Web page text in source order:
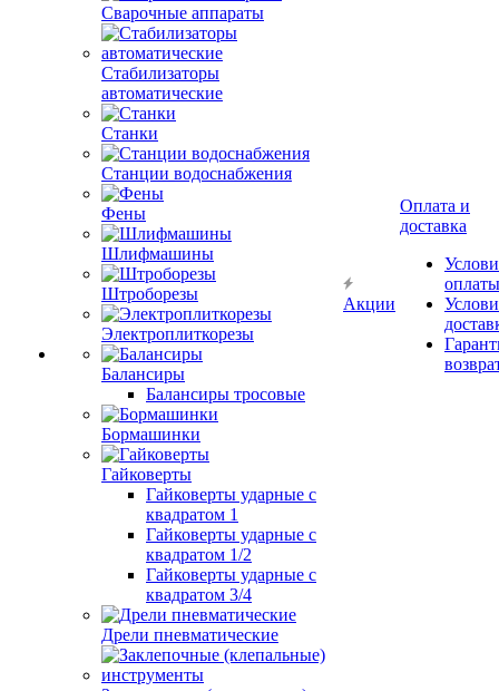
Сварочные аппараты
Стабилизаторы
автоматические
Станки
Станции водоснабжения
Фены
Шлифмашины
Штроборезы
Электроплиткорезы
Балансиры
Балансиры тросовые
Бормашинки
Гайковерты
Гайковерты ударные с
квадратом 1
Гайковерты ударные с
квадратом 1/2
Гайковерты ударные с
квадратом 3/4
Дрели пневматические
Акции
Оплата и
доставка
оплаты